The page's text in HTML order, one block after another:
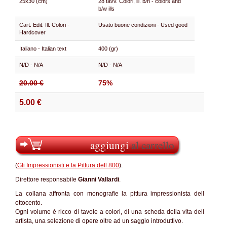
b/w ills
Cart. Edit. Ill. Colori -
Hardcover
Usato buone condizioni - Used good
Italiano - Italian text 400 (gr)
N/D - N/A N/D - N/A
20.00 € 75%
5.00 €
aggiungial carrello
(Gli Impressionisti e la Pittura dell 800).
Direttore responsabile Gianni Vallardi.
La collana affronta con monografie la pittura impressionista dell
ottocento.
Ogni volume è ricco di tavole a colori, di una scheda della vita dell
artista, una selezione di opere oltre ad un saggio introduttivo.